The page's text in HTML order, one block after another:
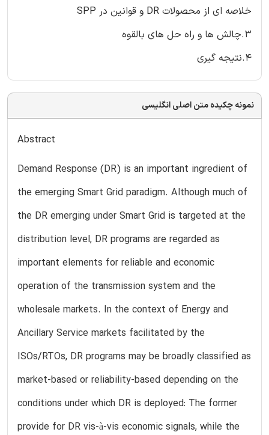
خلاصه ای از محصولات DR و قوانین در SPP
3.چالش ها و راه حل های بالقوه
4.نتیجه گیری
نمونه چکیده متن اصلی انگلیسی
Abstract
Demand Response (DR) is an important ingredient of
the emerging Smart Grid paradigm. Although much of
the DR emerging under Smart Grid is targeted at the
distribution level, DR programs are regarded as
important elements for reliable and economic
operation of the transmission system and the
wholesale markets. In the context of Energy and
Ancillary Service markets facilitated by the
ISOs/RTOs, DR programs may be broadly classified as
market-based or reliability-based depending on the
conditions under which DR is deployed: The former
provide for DR vis-à-vis economic signals, while the